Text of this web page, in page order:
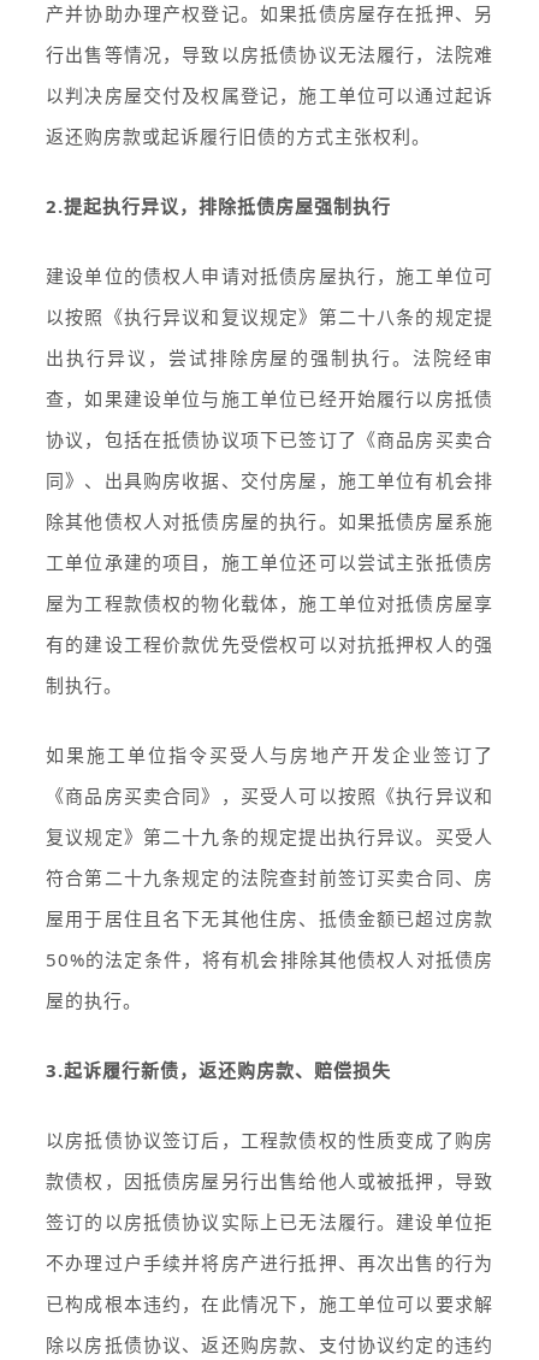
产并协助办理产权登记。如果抵债房屋存在抵押、另
行出售等情况，导致以房抵债协议无法履行，法院难
以判决房屋交付及权属登记，施工单位可以通过起诉
返还购房款或起诉履行旧债的方式主张权利。
2.提起执行异议，排除抵债房屋强制执行
建设单位的债权人申请对抵债房屋执行，施工单位可
以按照《执行异议和复议规定》第二十八条的规定提
出执行异议，尝试排除房屋的强制执行。法院经审
查，如果建设单位与施工单位已经开始履行以房抵债
协议，包括在抵债协议项下已签订了《商品房买卖合
同》、出具购房收据、交付房屋，施工单位有机会排
除其他债权人对抵债房屋的执行。如果抵债房屋系施
工单位承建的项目，施工单位还可以尝试主张抵债房
屋为工程款债权的物化载体，施工单位对抵债房屋享
有的建设工程价款优先受偿权可以对抗抵押权人的强
制执行。
如果施工单位指令买受人与房地产开发企业签订了
《商品房买卖合同》，买受人可以按照《执行异议和
复议规定》第二十九条的规定提出执行异议。买受人
符合第二十九条规定的法院查封前签订买卖合同、房
屋用于居住且名下无其他住房、抵债金额已超过房款
50%的法定条件，将有机会排除其他债权人对抵债房
屋的执行。
3.起诉履行新债，返还购房款、赔偿损失
以房抵债协议签订后，工程款债权的性质变成了购房
款债权，因抵债房屋另行出售给他人或被抵押，导致
签订的以房抵债协议实际上已无法履行。建设单位拒
不办理过户手续并将房产进行抵押、再次出售的行为
已构成根本违约，在此情况下，施工单位可以要求解
除以房抵债协议、返还购房款、支付协议约定的违约